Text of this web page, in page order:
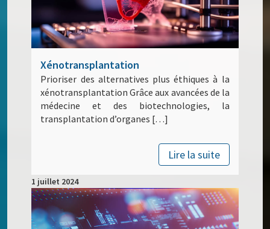
Xénotransplantation
Prioriser des alternatives plus éthiques à la
xénotransplantation Grâce aux avancées de la
médecine et des biotechnologies, la
transplantation d’organes […]
Lire la suite
1 juillet 2024